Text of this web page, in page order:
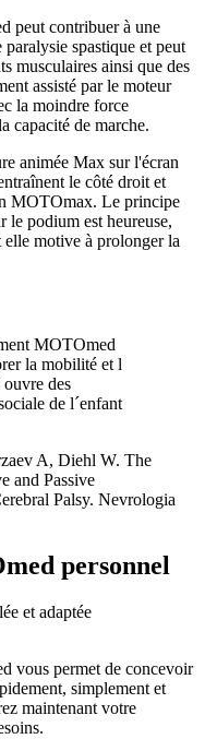
peut contribuer à une
spastique et peut
musculaires ainsi que des
assisté par le moteur
la moindre force
capacité de marche.
animée Max sur l'écran
le côté droit et
MOTOmax. Le principe
le podium est heureuse,
elle motive à prolonger la
MOTOmed
la mobilité et l
ouvre des
de l´enfant
A, Diehl W. The
and Passive
Palsy. Nevrologia
personnel
et adaptée
vous permet de concevoir
simplement et
maintenant votre